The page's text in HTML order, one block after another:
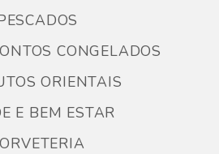
CONGELADOS
ORIENTAIS
E BEM ESTAR